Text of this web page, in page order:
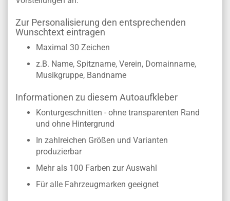
Zur Personalisierung den entsprechenden
Wunschtext eintragen
Maximal 30 Zeichen
z.B. Name, Spitzname, Verein, Domainname,
Musikgruppe, Bandname
Informationen zu diesem Autoaufkleber
Konturgeschnitten - ohne transparenten Rand
und ohne Hintergrund
In zahlreichen Größen und Varianten
produzierbar
Mehr als 100 Farben zur Auswahl
Für alle Fahrzeugmarken geeignet